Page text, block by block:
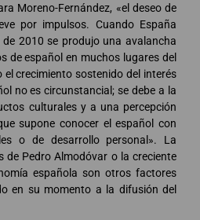
Moreno-Fernández, «el deseo de
por impulsos. Cuando España
2010 se produjo una avalancha
de español en muchos lugares del
el crecimiento sostenido del interés
no es circunstancial; se debe a la
culturales y a una percepción
supone conocer el español con
o de desarrollo personal». La
de Pedro Almodóvar o la creciente
española son otros factores
en su momento a la difusión del